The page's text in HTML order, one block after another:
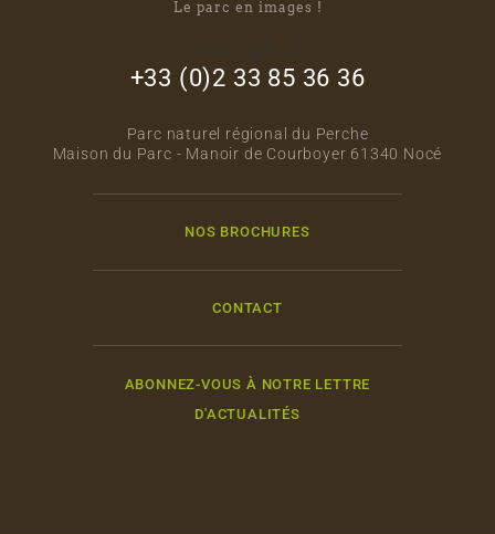
Le parc en images !
+33 (0)2 33 85 36 36
Parc naturel régional du Perche
Maison du Parc - Manoir de Courboyer 61340 Nocé
NOS BROCHURES
CONTACT
ABONNEZ-VOUS À NOTRE LETTRE
D'ACTUALITÉS